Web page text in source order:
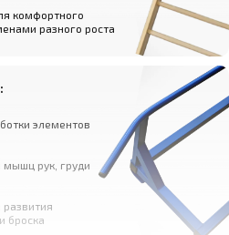
комфортного
разного роста
элементов
мышц рук, груди
броска